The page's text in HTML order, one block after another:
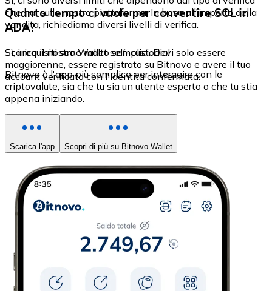
che hai sulla nostra piattaforma. In base all'importo della
vendita, richiediamo diversi livelli di verifica.
Quanto tempo ci vuole per convertire SOL in
ADA?
Sì, i requisiti sono molto semplici. Devi solo essere
maggiorenne, essere registrato su Bitnovo e avere il tuo
account verificato con l'identità confermata.
Scarica il nostro Wallet self-custodial
Bitnovo è l'app più semplice per interagire con le
criptovalute, sia che tu sia un utente esperto o che tu stia
appena iniziando.
Scarica l'app Scopri di più su Bitnovo Wallet